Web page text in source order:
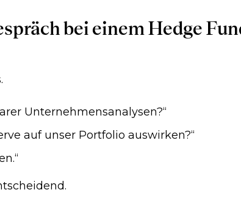
bei einem Hedge
Unternehmensanalysen?“
auf unser Portfolio auswirken?“